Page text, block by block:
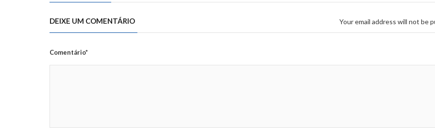
DEIXE UM COMENTÁRIO Your email address will not be
Comentário*